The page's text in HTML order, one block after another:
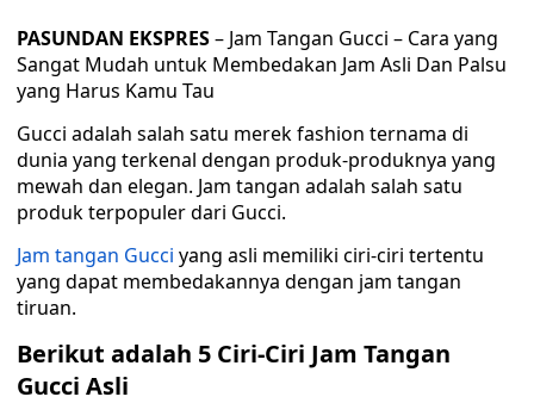
PASUNDAN EKSPRES– Jam Tangan Gucci – Cara yang
Sangat Mudah untuk Membedakan Jam Asli Dan Palsu
yang Harus Kamu Tau
Gucci adalah salah satu merek fashion ternama di
dunia yang terkenal dengan produk-produknya yang
mewah dan elegan. Jam tangan adalah salah satu
produk terpopuler dari Gucci.
Jam tangan Gucci yang asli memiliki ciri-ciri tertentu
yang dapat membedakannya dengan jam tangan
tiruan.
Berikut adalah 5 Ciri-Ciri Jam Tangan
Gucci Asli